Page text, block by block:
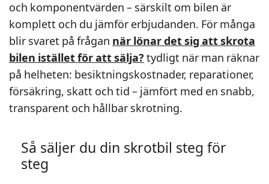
och komponentvärden – särskilt om bilen är
komplett och du jämför erbjudanden. För många
blir svaret på frågan när lönar det sig att skrota
bilen istället för att sälja? tydligt när man räknar
på helheten: besiktningskostnader, reparationer,
försäkring, skatt och tid – jämfört med en snabb,
transparent och hållbar skrotning.
Så säljer du din skrotbil steg för
steg